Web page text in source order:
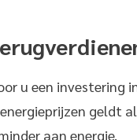
u een investering
geldt
aan energie.